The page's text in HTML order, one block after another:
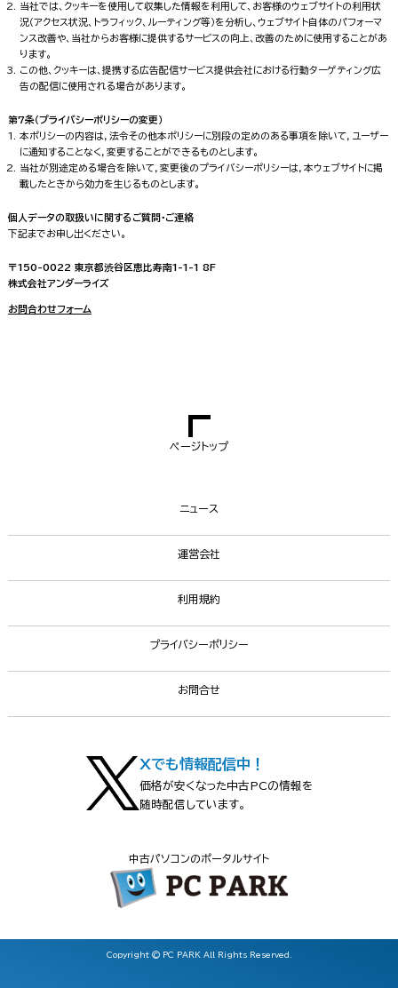
当社では、クッキーを使用して収集した情報を利用して、お客様のウェブサイトの利用状
況（アクセス状況、トラフィック、ルーティング等）を分析し、ウェブサイト自体のパフォーマ
ンス改善や、当社からお客様に提供するサービスの向上、改善のために使用することがあ
ります。
この他、クッキーは、提携する広告配信サービス提供会社における行動ターゲティング広
告の配信に使用される場合があります。
第7条（プライバシーポリシーの変更）
本ポリシーの内容は，法令その他本ポリシーに別段の定めのある事項を除いて，ユーザー
に通知することなく，変更することができるものとします。
当社が別途定める場合を除いて，変更後のプライバシーポリシーは，本ウェブサイトに掲
載したときから効力を生じるものとします。
個人データの取扱いに関するご質問・ご連絡
下記までお申し出ください。
〒150-0022 東京都渋谷区恵比寿南1-1-1 8F
株式会社アンダーライズ
お問合わせフォーム
ページトップ
ニュース
運営会社
利用規約
プライバシーポリシー
お問合せ
Xでも情報配信中！
価格が安くなった中古PCの情報を
随時配信しています。
中古パソコンのポータルサイト
Copyright © PC PARK All Rights Reserved.